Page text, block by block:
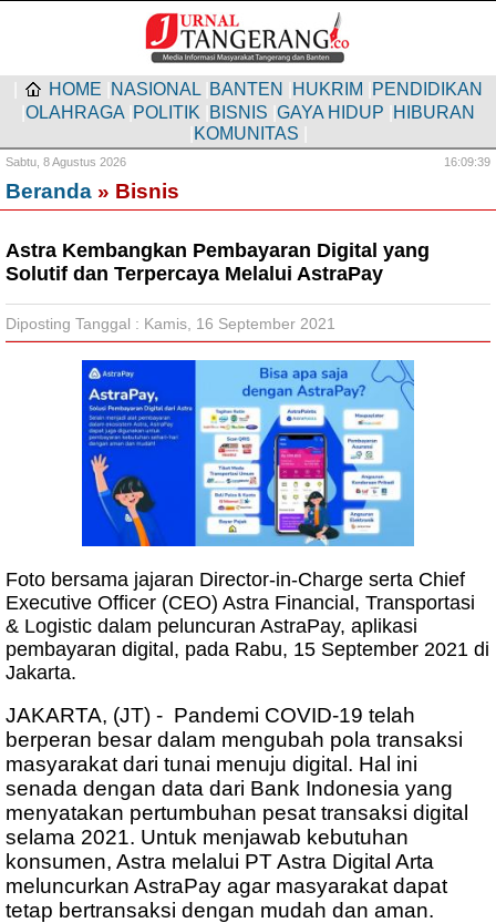
HOME NASIONAL BANTEN HUKRIM PENDIDIKAN
OLAHRAGA POLITIK BISNIS GAYA HIDUP HIBURAN
KOMUNITAS
Sabtu, 8 Agustus 2026 16:09:40
Beranda » Bisnis
Astra Kembangkan Pembayaran Digital yang
Solutif dan Terpercaya Melalui AstraPay
Diposting Tanggal : Kamis, 16 September 2021
Foto bersama jajaran Director-in-Charge serta Chief
Executive Officer (CEO) Astra Financial, Transportasi
& Logistic dalam peluncuran AstraPay, aplikasi
pembayaran digital, pada Rabu, 15 September 2021 di
Jakarta.
JAKARTA, (JT) - Pandemi COVID-19 telah
berperan besar dalam mengubah pola transaksi
masyarakat dari tunai menuju digital. Hal ini
senada dengan data dari Bank Indonesia yang
menyatakan pertumbuhan pesat transaksi digital
selama 2021. Untuk menjawab kebutuhan
konsumen, Astra melalui PT Astra Digital Arta
meluncurkan AstraPay agar masyarakat dapat
tetap bertransaksi dengan mudah dan aman.